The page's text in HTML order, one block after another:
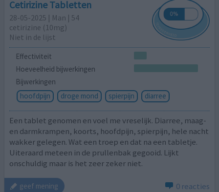
Cetirizine Tabletten
28-05-2025 | Man | 54
cetirizine (10mg)
Niet in de lijst
Effectiviteit
Hoeveelheid bijwerkingen
Bijwerkingen
hoofdpijn
droge mond spierpijn diarree
Een tablet genomen en voel me vreselijk. Diarree, maag-
en darmkrampen, koorts, hoofdpijn, spierpijn, hele nacht
wakker gelegen. Wat een troep en dat na een tabletje.
Uiteraard meteen in de prullenbak gegooid. Lijkt
onschuldig maar is het zeer zeker niet.
geef mening 0 reacties